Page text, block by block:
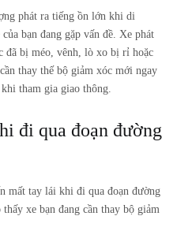
phát ra tiếng ồn lớn khi di
bạn đang gặp vấn đề. Xe phát
đã bị méo, vênh, lò xo bị rỉ hoặc
thay thế bộ giảm xóc mới ngay
tham gia giao thông.
đi qua đoạn đường
mất tay lái khi đi qua đoạn đường
xe bạn đang cần thay bộ giảm